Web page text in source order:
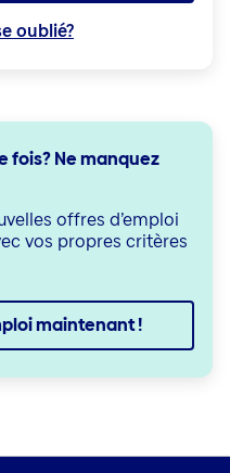
oublié?
fois? Ne manquez
offres d’emploi
vos propres critères
maintenant !